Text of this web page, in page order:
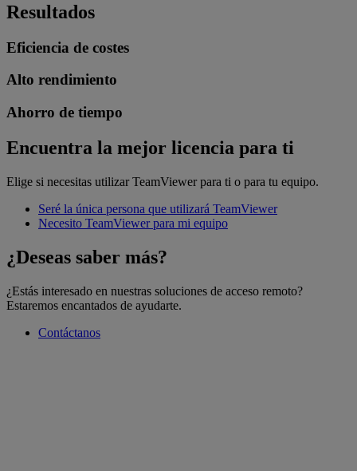
Resultados
Eficiencia de costes
Alto rendimiento
Ahorro de tiempo
Encuentra la mejor licencia para ti
Elige si necesitas utilizar TeamViewer para ti o para tu equipo.
Seré la única persona que utilizará TeamViewer
Necesito TeamViewer para mi equipo
¿Deseas saber más?
¿Estás interesado en nuestras soluciones de acceso remoto?
Estaremos encantados de ayudarte.
Contáctanos